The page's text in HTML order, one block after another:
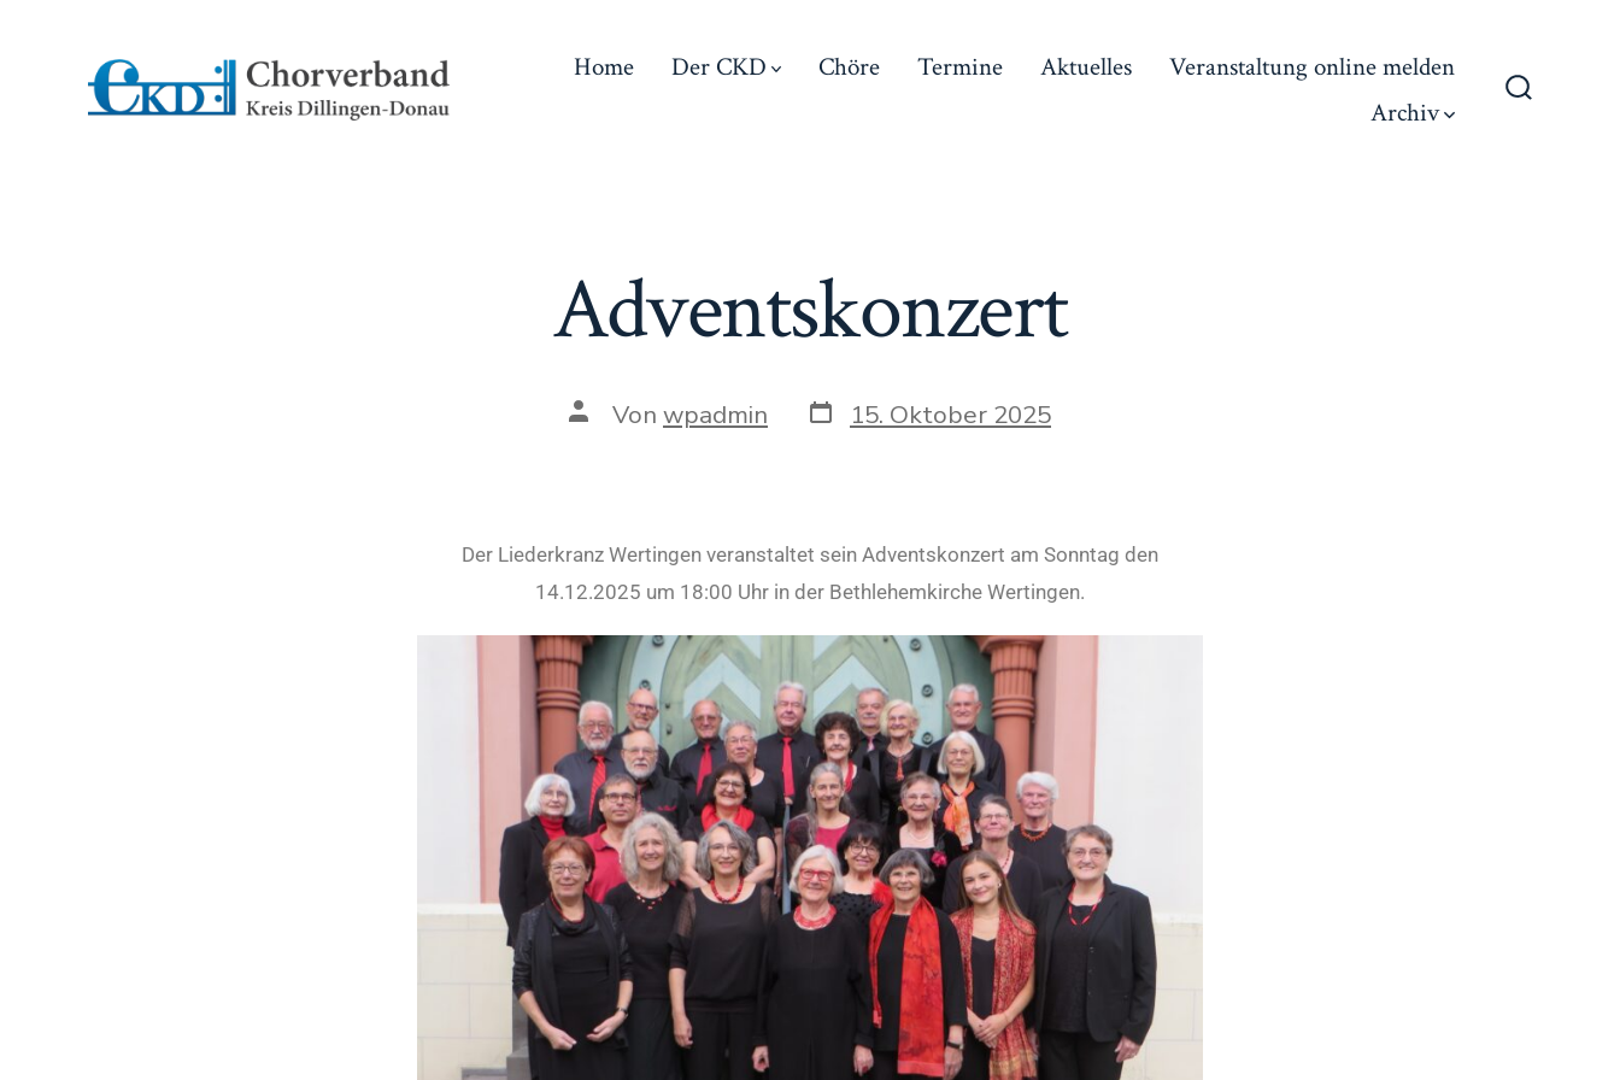
Home Der CKD Chöre Termine Aktuelles
Veranstaltung online melden
Archiv
Adventskonzert
Von wpadmin 15. Oktober 2025
Der Liederkranz Wertingen veranstaltet sein Adventskonzert am Sonntag den
14.12.2025 um 18:00 Uhr in der Bethlehemkirche Wertingen.